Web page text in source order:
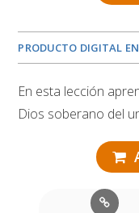
PRODUCTO DIGITAL
En esta lección
Dios soberano del